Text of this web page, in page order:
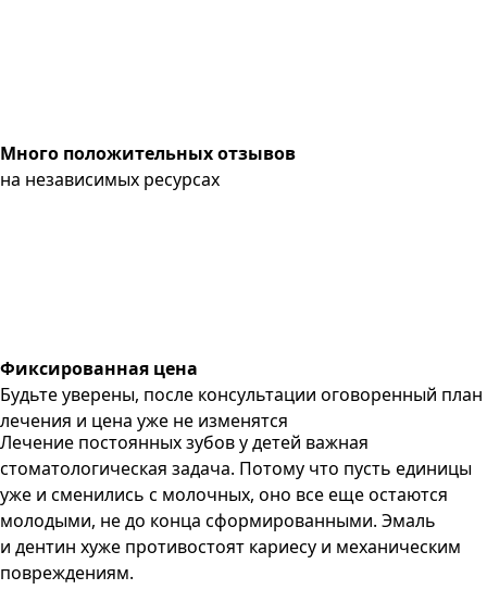
Много положительных отзывов
на независимых ресурсах
Фиксированная цена
Будьте уверены, после консультации оговоренный план
лечения и цена уже не изменятся
Лечение постоянных зубов у детей важная
стоматологическая задача. Потому что пусть единицы
уже и сменились с молочных, оно все еще остаются
молодыми, не до конца сформированными. Эмаль
и дентин хуже противостоят кариесу и механическим
повреждениям.